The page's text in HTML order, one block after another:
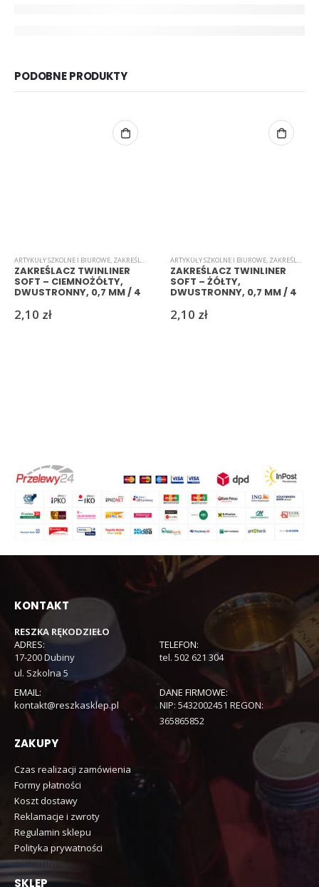
PODOBNE PRODUKTY
ARTYKUŁY SZKOLNE I BIUROWE, ZAKREŚLACZE
ZAKREŚLACZ TWINLINER
SOFT – CIEMNOŻÓŁTY,
DWUSTRONNY, 0,7 MM / 4
2,10 zł
ARTYKUŁY SZKOLNE I BIUROWE, ZAKREŚLACZE
ZAKREŚLACZ TWINLINER
SOFT – ŻÓŁTY,
DWUSTRONNY, 0,7 MM / 4
2,10 zł
KONTAKT
RESZKA RĘKODZIEŁO
ADRES:
17-200 Dubiny
ul. Szkolna 5
TELEFON:
tel. 502 621 304
EMAIL:
kontakt@reszkasklep.pl
DANE FIRMOWE:
NIP: 5432002451 REGON:
365865852
ZAKUPY
Czas realizacji zamówienia
Formy płatności
Koszt dostawy
Reklamacje i zwroty
Regulamin sklepu
Polityka prywatności
SKLEP